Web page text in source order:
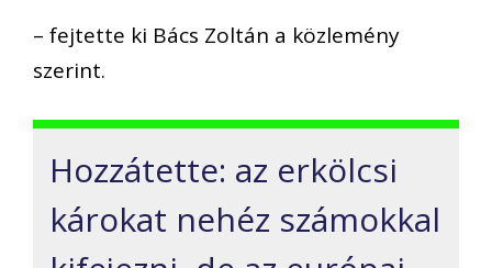
– fejtette ki Bács Zoltán a közlemény
szerint.
Hozzátette: az erkölcsi
károkat nehéz számokkal